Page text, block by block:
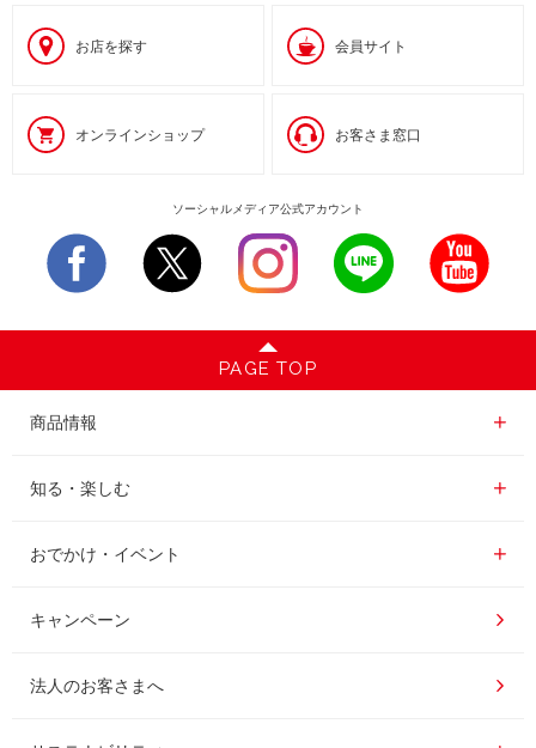
お店を探す 会員サイト
オンラインショップ お客さま窓口
ソーシャルメディア公式アカウント
PAGE TOP
商品情報
商品情報一覧
レギュラーコーヒー
インスタントコーヒー
ドリンク
ドリップポッド
知る・楽しむ
知る・楽しむ一覧
おいしいコーヒーの淹れ方
コーヒー百科
レシピ
UCCラボ
おでかけ・イベント
おでかけ・イベント情報一覧
UCCコーヒー博物館
UCCコーヒーアカデミー
工場見学
キャンペーン
法人のお客さまへ